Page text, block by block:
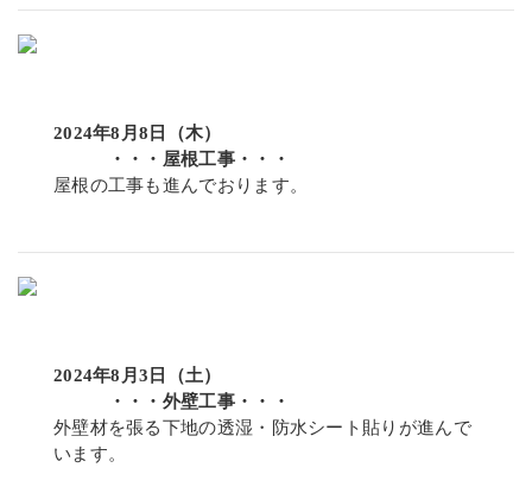
2024年8月8日（木）
・・・屋根工事・・・
屋根の工事も進んでおります。
2024年8月3日（土）
・・・外壁工事・・・
外壁材を張る下地の透湿・防水シート貼りが進んで
います。